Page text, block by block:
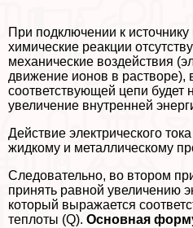
При подключении к
химические реакции
механические воздействия
движение ионов в растворе),
соответствующей цепи будет
увеличение внутренней
Действие электрического
жидкому и металлическому
Следовательно, во втором
принять равной увеличению
который выражается
теплоты (Q). Основная